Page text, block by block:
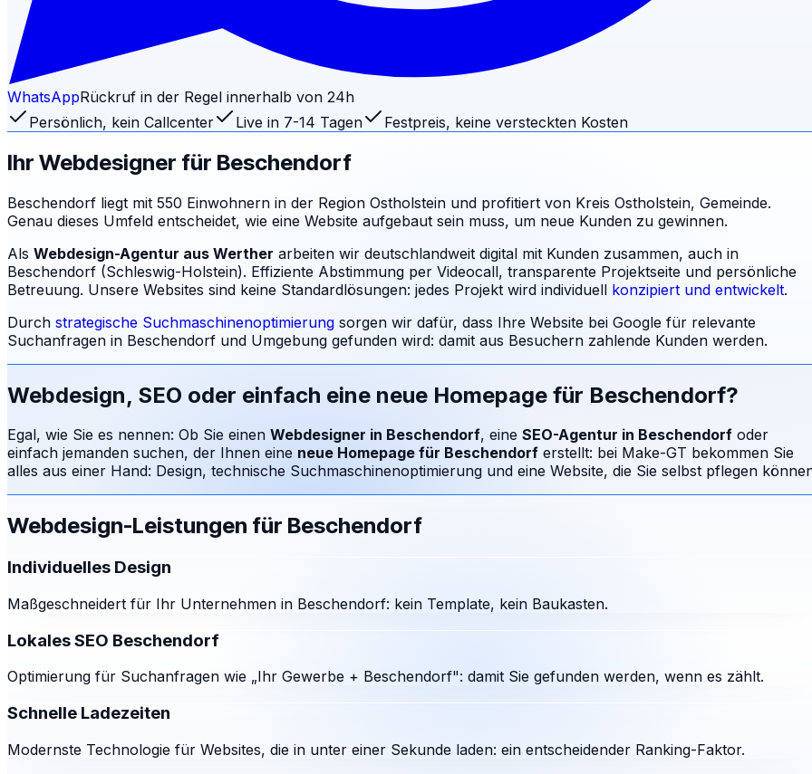
WhatsAppRückruf in der Regel innerhalb von 24h
Persönlich, kein Callcenter
Live in 7-14 Tagen Festpreis, keine versteckten Kosten
Ihr Webdesigner für Beschendorf
Beschendorf liegt mit 550 Einwohnern in der Region Ostholstein und profitiert von Kreis Ostholstein, Gemeinde.
Genau dieses Umfeld entscheidet, wie eine Website aufgebaut sein muss, um neue Kunden zu gewinnen.
Als Webdesign-Agentur aus Werther arbeiten wir deutschlandweit digital mit Kunden zusammen, auch in
Beschendorf (Schleswig-Holstein). Effiziente Abstimmung per Videocall, transparente Projektseite und persönliche
Betreuung. Unsere Websites sind keine Standardlösungen: jedes Projekt wird individuell konzipiert und entwickelt.
Durch strategische Suchmaschinenoptimierung sorgen wir dafür, dass Ihre Website bei Google für relevante
Suchanfragen in Beschendorf und Umgebung gefunden wird: damit aus Besuchern zahlende Kunden werden.
Webdesign, SEO oder einfach eine neue Homepage für Beschendorf?
Egal, wie Sie es nennen: Ob Sie einen Webdesigner in Beschendorf, eine SEO-Agentur in Beschendorf oder
einfach jemanden suchen, der Ihnen eine neue Homepage für Beschendorf erstellt: bei Make-GT bekommen Sie
alles aus einer Hand: Design, technische Suchmaschinenoptimierung und eine Website, die Sie selbst pflegen
Webdesign-Leistungen für Beschendorf
Individuelles Design
Maßgeschneidert für Ihr Unternehmen in Beschendorf: kein Template, kein Baukasten.
Lokales SEO Beschendorf
Optimierung für Suchanfragen wie „Ihr Gewerbe + Beschendorf": damit Sie gefunden werden, wenn es zählt.
Schnelle Ladezeiten
Modernste Technologie für Websites, die in unter einer Sekunde laden: ein entscheidender Ranking-Faktor.